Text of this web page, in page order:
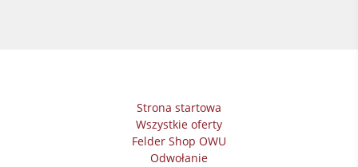
Odciągarko-odpylarki & Odpylacze
Urządzenia posuwowe
Strona startowa
Wszystkie oferty
Felder Shop OWU
Odwołanie